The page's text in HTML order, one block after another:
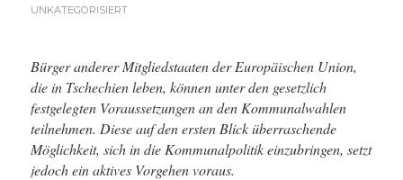
UNKATEGORISIERT
Bürger anderer Mitgliedstaaten der Europäischen Union,
die in Tschechien leben, können unter den gesetzlich
festgelegten Voraussetzungen an den Kommunalwahlen
teilnehmen. Diese auf den ersten Blick überraschende
Möglichkeit, sich in die Kommunalpolitik einzubringen, setzt
jedoch ein aktives Vorgehen voraus.